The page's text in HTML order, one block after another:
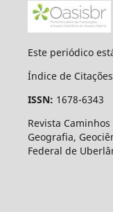
Este periódico
Índice de
ISSN: 1678-6343
Revista
Geografia,
Federal de